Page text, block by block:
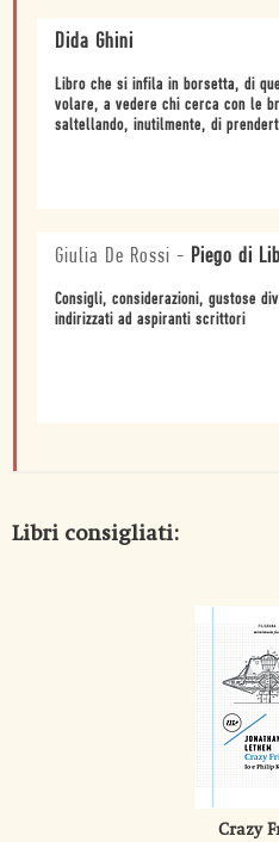
Dida Ghini
Libro che si infila in borsetta, di
volare, a vedere chi cerca con le
saltellando, inutilmente, di
Giulia De Rossi - Piego di
Consigli, considerazioni, gustose
indirizzati ad aspiranti scrittori
Libri consigliati:
Crazy